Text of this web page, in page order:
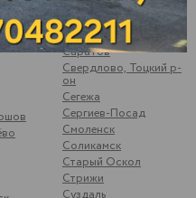
Саранск
Сарапул
Саратов
Свердлово, Тоцкий р-
он
Сегежа
Сергиев-Посад
Смоленск
Соликамск
Старый Оскол
Стрижи